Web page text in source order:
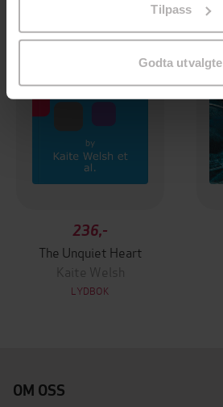
Tilpass
Godta utvalgte
236,-
The Unquiet Heart
Kaite Welsh
LYDBOK
OM OSS